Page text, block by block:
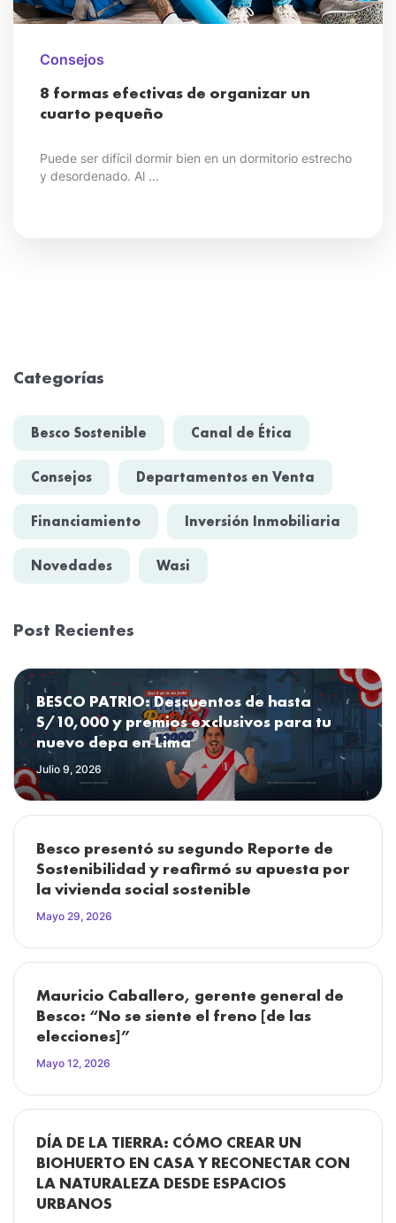
Consejos
8 formas efectivas de organizar un
cuarto pequeño
Puede ser difícil dormir bien en un dormitorio estrecho
y desordenado. Al ...
Categorías
Besco Sostenible Canal de Ética
Consejos Departamentos en Venta
Financiamiento Inversión Inmobiliaria
Novedades Wasi
Post Recientes
BESCO PATRIO: Descuentos de hasta
S/10,000 y premios exclusivos para tu
nuevo depa en Lima
Julio 9, 2026
Besco presentó su segundo Reporte de
Sostenibilidad y reafirmó su apuesta por
la vivienda social sostenible
Mayo 29, 2026
Mauricio Caballero, gerente general de
Besco: “No se siente el freno [de las
elecciones]”
Mayo 12, 2026
DÍA DE LA TIERRA: CÓMO CREAR UN
BIOHUERTO EN CASA Y RECONECTAR CON
LA NATURALEZA DESDE ESPACIOS
URBANOS